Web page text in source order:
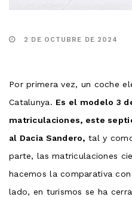
2 DE OCTUBRE DE 2024
Por primera vez, un coche
Catalunya. Es el modelo 3
matriculaciones, este
al Dacia Sandero, tal y
parte, las matriculaciones
hacemos la comparativa
lado, en turismos se ha